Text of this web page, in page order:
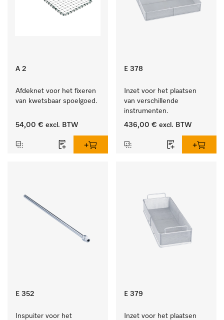
A 2
Afdeknet voor het fixeren
van kwetsbaar spoelgoed.
54,00 € excl. BTW
E 378
Inzet voor het plaatsen
van verschillende
instrumenten.
436,00 € excl. BTW
E 352
Inspuiter voor het
E 379
Inzet voor het plaatsen